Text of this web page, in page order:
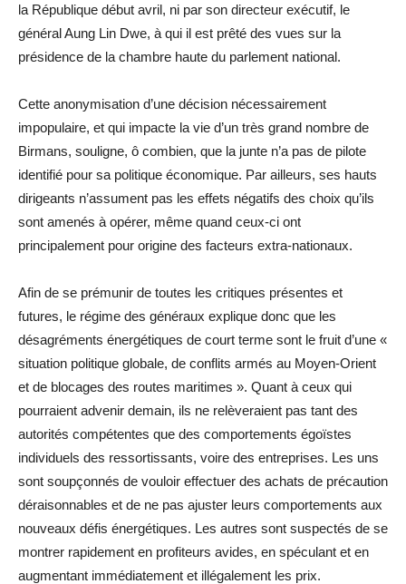
la République début avril, ni par son directeur exécutif, le
général Aung Lin Dwe, à qui il est prêté des vues sur la
présidence de la chambre haute du parlement national.
Cette anonymisation d’une décision nécessairement
impopulaire, et qui impacte la vie d’un très grand nombre de
Birmans, souligne, ô combien, que la junte n’a pas de pilote
identifié pour sa politique économique. Par ailleurs, ses hauts
dirigeants n’assument pas les effets négatifs des choix qu’ils
sont amenés à opérer, même quand ceux-ci ont
principalement pour origine des facteurs extra-nationaux.
Afin de se prémunir de toutes les critiques présentes et
futures, le régime des généraux explique donc que les
désagréments énergétiques de court terme sont le fruit d’une «
situation politique globale, de conflits armés au Moyen-Orient
et de blocages des routes maritimes ». Quant à ceux qui
pourraient advenir demain, ils ne relèveraient pas tant des
autorités compétentes que des comportements égoïstes
individuels des ressortissants, voire des entreprises. Les uns
sont soupçonnés de vouloir effectuer des achats de précaution
déraisonnables et de ne pas ajuster leurs comportements aux
nouveaux défis énergétiques. Les autres sont suspectés de se
montrer rapidement en profiteurs avides, en spéculant et en
augmentant immédiatement et illégalement les prix.